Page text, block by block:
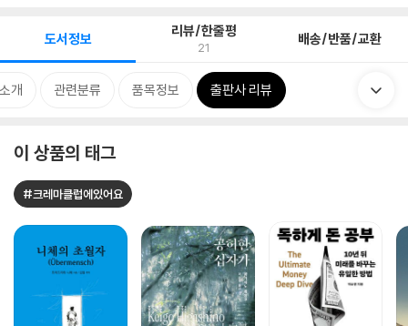
도서정보 리뷰/한줄평
21 배송/반품/교환
개 관련분류 품목정보 출판사 리뷰
이 상품의 태그
#크레마클럽에있어요